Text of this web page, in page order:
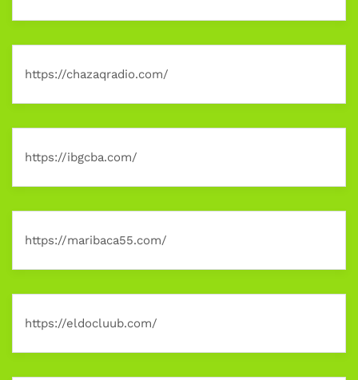
https://chazaqradio.com/
https://ibgcba.com/
https://maribaca55.com/
https://eldocluub.com/